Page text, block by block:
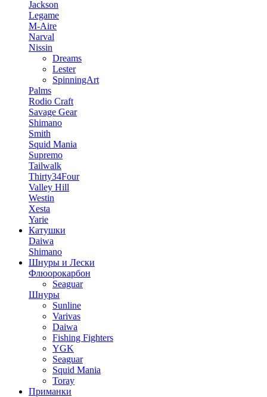
Jackson
Legame
M-Aire
Narval
Nissin
Dreams
Lester
SpinningArt
Palms
Rodio Craft
Savage Gear
Shimano
Smith
Squid Mania
Supremo
Tailwalk
Thirty34Four
Valley Hill
Westin
Xesta
Yarie
Катушки
Daiwa
Shimano
Шнуры и Лески
Флюорокарбон
Seaguar
Шнуры
Sunline
Varivas
Daiwa
Fishing Fighters
YGK
Seaguar
Squid Mania
Toray
Приманки